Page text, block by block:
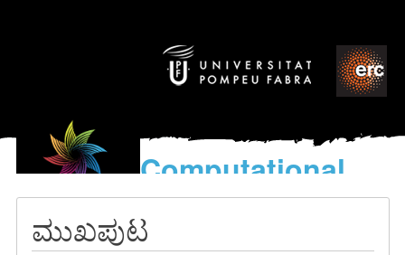
Computational
models
ಮುಖಪುಟ